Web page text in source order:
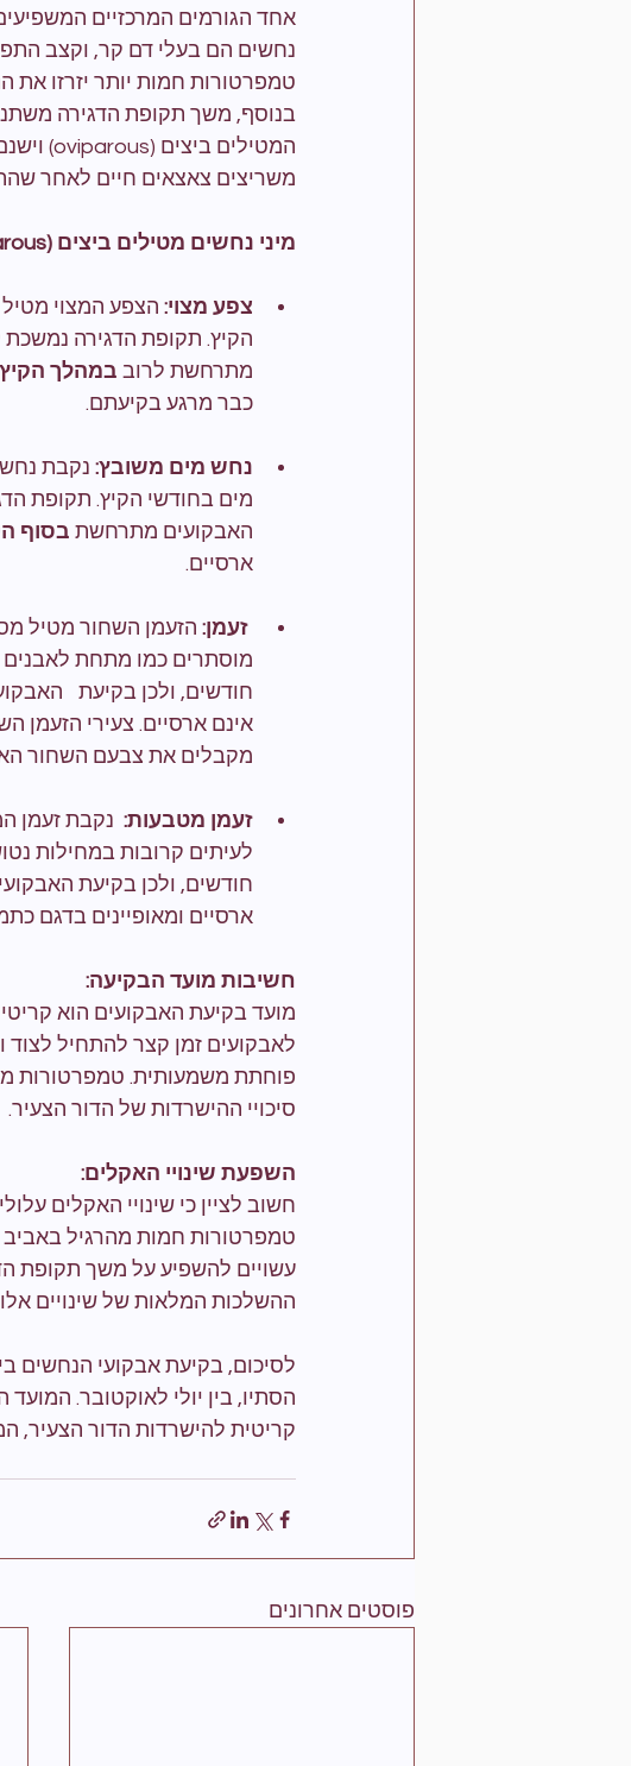
אחד הגורמים המרכזיים
נחשים הם בעלי דם קר, וקצב
טמפרטורות חמות יותר יזרזו את
בנוסף, משך תקופת הדגירה
משריצים צאצאים חיים לאחר
מיני נחשים מטילים ביצים (Oviparous):
צפע מצוי:
הקיץ. תקופת הדגירה נמשכת
מתרחשת לרוב במהלך
כבר מרגע בקיעתם.
נחש מים משובץ:
האבקועים מתרחשת בסוף
ארסיים.
זעמן:
מוסתרים כמו מתחת לאבנים
חודשים, ולכן בקיעת 	האבקועים מתרחשת לרוב
אינם ארסיים. צעירי הזעמן
מקבלים את צבעם השחור
זעמן מטבעות:
לעיתים קרובות במחילות
חודשים, ולכן בקיעת
ארסיים ומאופיינים בדגם
חשיבות מועד הבקיעה:
מועד בקיעת האבקועים הוא
לאבקועים זמן קצר להתחיל לצוד
פוחתת משמעותית. טמפרטורות
סיכויי ההישרדות של הדור הצעיר.
השפעת שינויי האקלים:
חשוב לציין כי שינויי האקלים
טמפרטורות חמות מהרגיל באביב
עשויים להשפיע על משך תקופת
ההשלכות המלאות של שינויים
לסיכום, בקיעת אבקועי הנחשים
הסתיו, בין יולי לאוקטובר.
קריטית להישרדות הדור הצעיר,
פוסטים אחרונים